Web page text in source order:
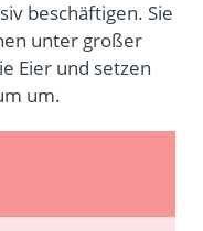
beschäftigen. Sie
unter großer
Eier und setzen
um.